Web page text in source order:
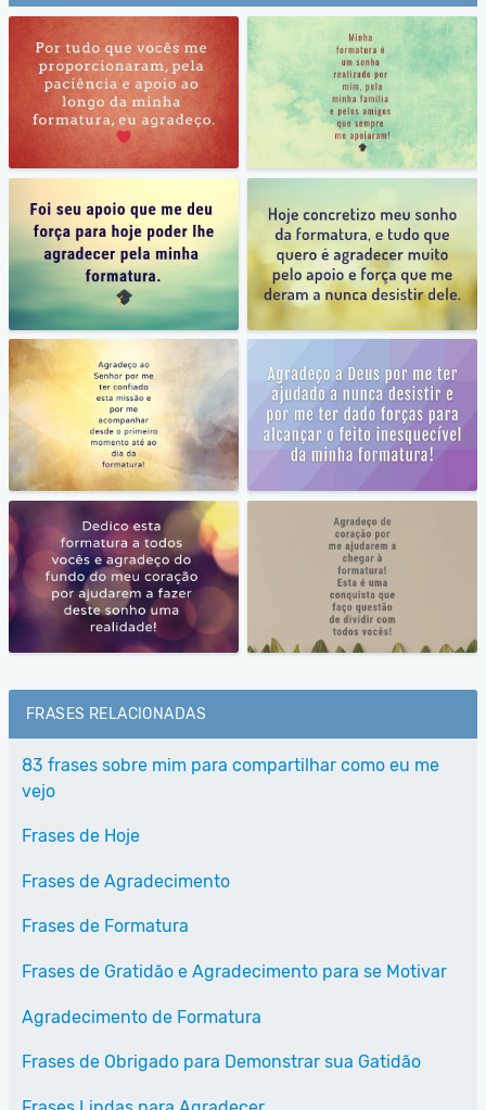
FRASES RELACIONADAS
83 frases sobre mim para compartilhar como eu me
vejo
Frases de Hoje
Frases de Agradecimento
Frases de Formatura
Frases de Gratidão e Agradecimento para se Motivar
Agradecimento de Formatura
Frases de Obrigado para Demonstrar sua Gatidão